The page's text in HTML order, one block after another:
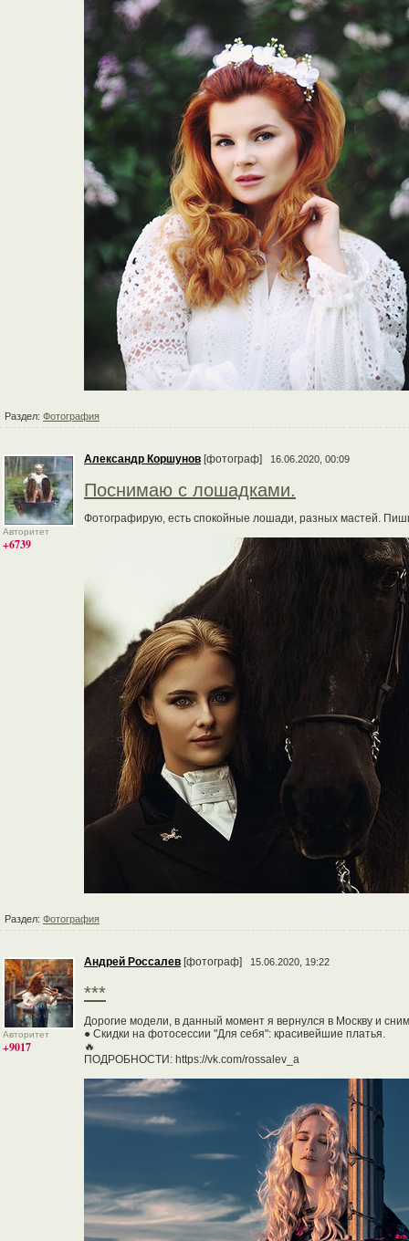
Раздел: Фотография
Авторитет
+6739
Александр Коршунов [фотограф] 16.06.2020, 00:09
Поснимаю с лошадками.
Фотографирую, есть спокойные лошади, разных мастей.
Раздел: Фотография
Авторитет
+9017
Андрей Россалев [фотограф] 15.06.2020, 19:22
***
Дорогие модели, в данный момент я вернулся в Москву и
● Скидки на фотосессии "Для себя": красивейшие платья.
🔥
ПОДРОБНОСТИ: https://vk.com/rossalev_a